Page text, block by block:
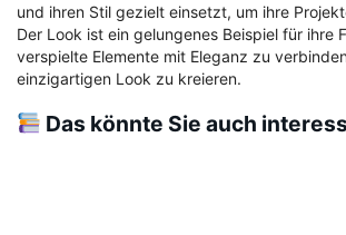
und ihren Stil gezielt einsetzt, um ihre
Der Look ist ein gelungenes Beispiel für ihre
verspielte Elemente mit Eleganz zu
einzigartigen Look zu kreieren.
Das könnte Sie auch